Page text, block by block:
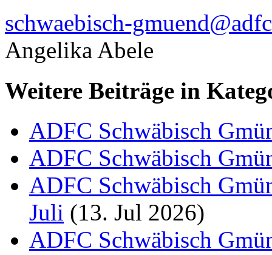
schwaebisch-
Angelika Abele
Weitere Beiträge in
ADFC Schwäbisch
ADFC Schwäbisch
ADFC Schwäbisch
Juli (13. Jul 2026)
ADFC Schwäbisch